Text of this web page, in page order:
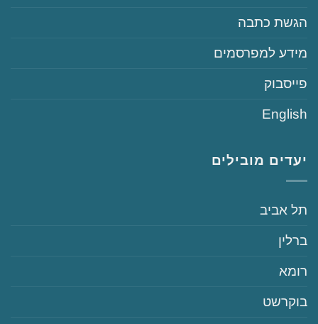
‏הגשת כתבה
‏‏מידע למפרסמים
‏פייסבוק
English
יעדים מובילים
‏תל אביב
‏ברלין
‏רומא
‏בוקרשט